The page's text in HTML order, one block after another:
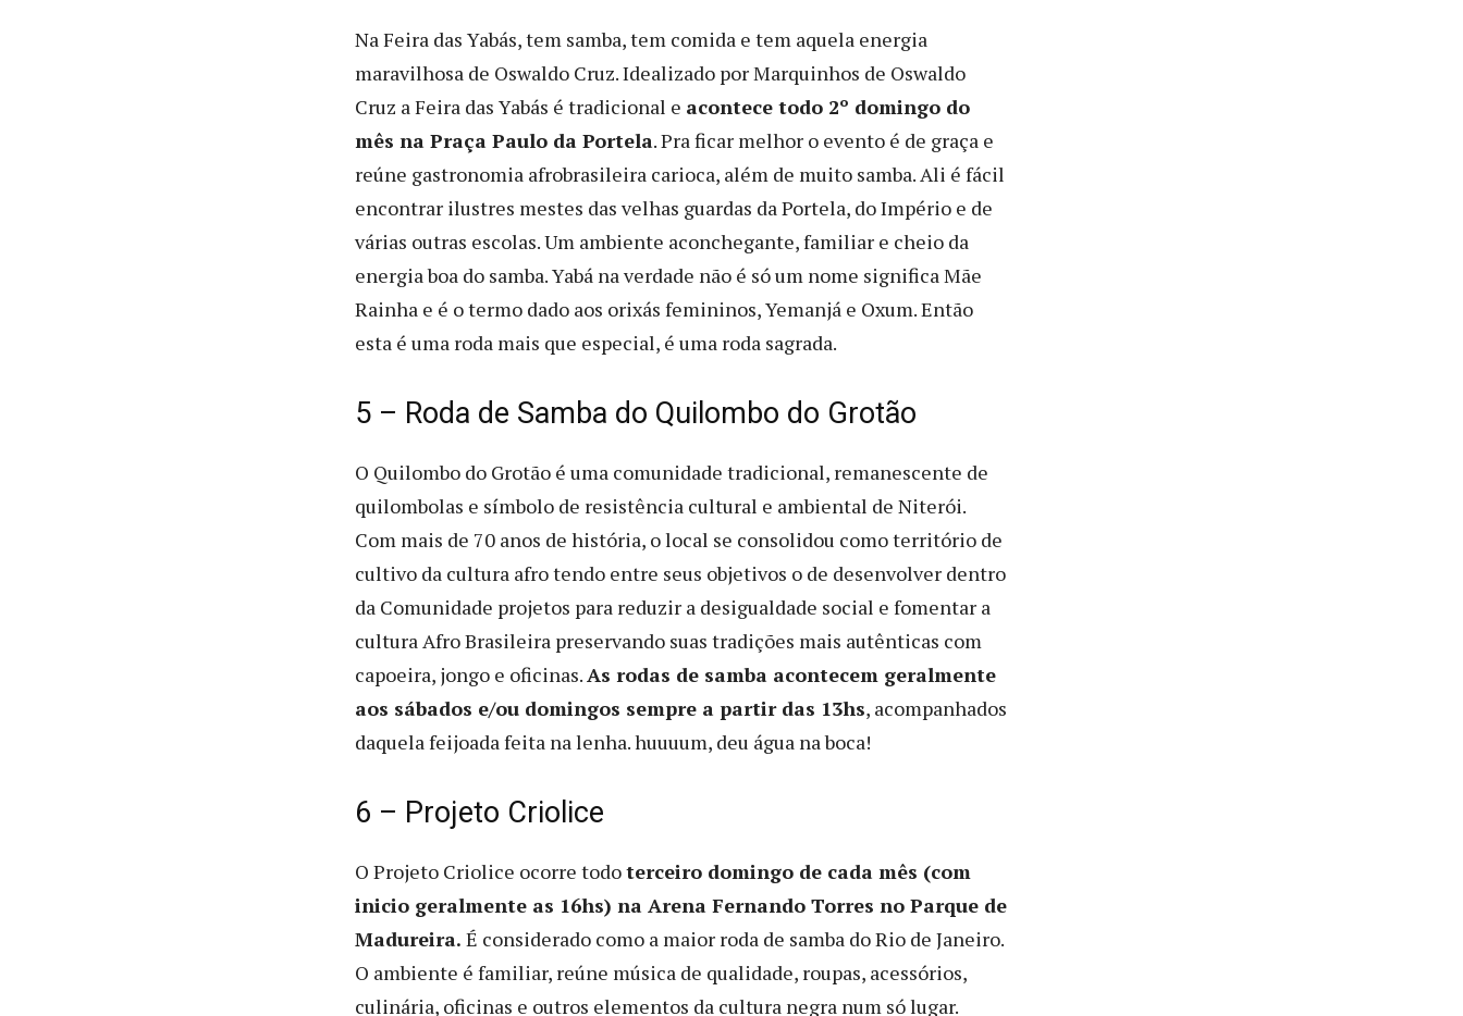
Na Feira das Yabás, tem samba, tem comida e tem aquela energia
maravilhosa de Oswaldo Cruz. Idealizado por Marquinhos de Oswaldo
Cruz a Feira das Yabás é tradicional e acontece todo 2º domingo do
mês na Praça Paulo da Portela. Pra ficar melhor o evento é de graça e
reúne gastronomia afrobrasileira carioca, além de muito samba. Ali é fácil
encontrar ilustres mestes das velhas guardas da Portela, do Império e de
várias outras escolas. Um ambiente aconchegante, familiar e cheio da
energia boa do samba. Yabá na verdade não é só um nome significa Mãe
Rainha e é o termo dado aos orixás femininos, Yemanjá e Oxum. Então
esta é uma roda mais que especial, é uma roda sagrada.
5 – Roda de Samba do Quilombo do Grotão
O Quilombo do Grotão é uma comunidade tradicional, remanescente de
quilombolas e símbolo de resistência cultural e ambiental de Niterói.
Com mais de 70 anos de história, o local se consolidou como território de
cultivo da cultura afro tendo entre seus objetivos o de desenvolver dentro
da Comunidade projetos para reduzir a desigualdade social e fomentar a
cultura Afro Brasileira preservando suas tradições mais autênticas com
capoeira, jongo e oficinas.As rodas de samba acontecem geralmente
aos sábados e/ou domingos sempre a partir das 13hs, acompanhados
daquela feijoada feita na lenha. huuuum, deu água na boca!
6 – Projeto Criolice
O Projeto Criolice ocorre todoterceiro domingo de cada mês (com
inicio geralmente as 16hs) na Arena Fernando Torres no Parque de
Madureira. É considerado como a maior roda de samba do Rio de Janeiro.
O ambiente é familiar, reúne música de qualidade, roupas, acessórios,
culinária, oficinas e outros elementos da cultura negra num só lugar.